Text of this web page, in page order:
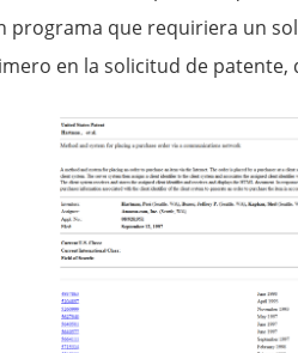
programa que requiriera un
en la solicitud de